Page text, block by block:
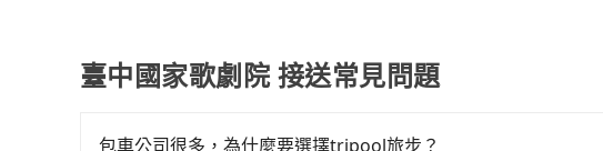
臺中國家歌劇院 接送常見問題
包車公司很多，為什麼要選擇tripool旅步？